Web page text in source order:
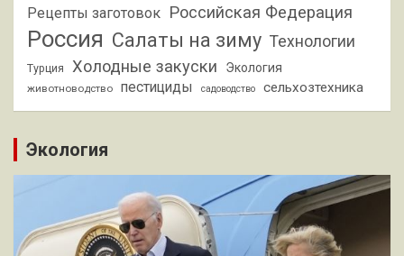
Рецепты заготовок Российская Федерация
Россия Салаты на зиму Технологии
Турция Холодные закуски Экология
животноводство пестициды садоводство сельхозтехника
Экология